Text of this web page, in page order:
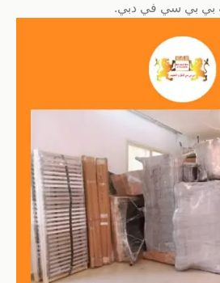
بي بي سي في دبي.